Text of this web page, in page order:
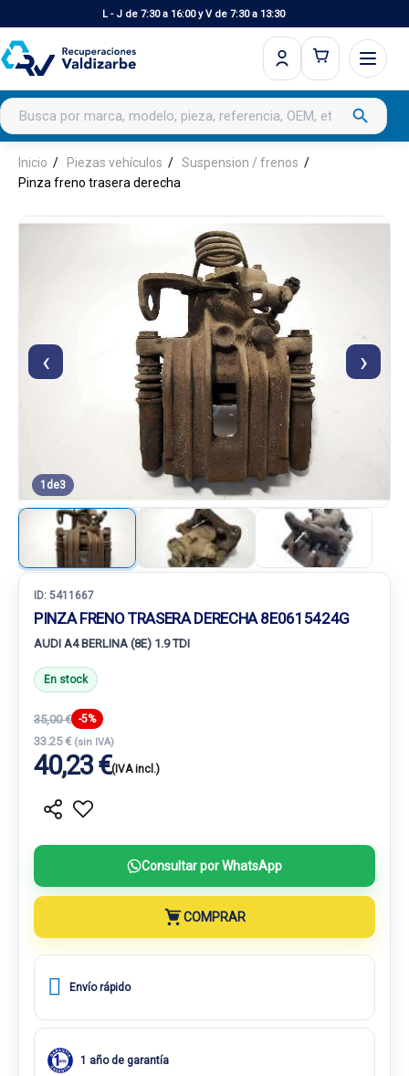
L - J de 7:30 a 16:00 y V de 7:30 a 13:30
Buscar productos search
Inicio Piezas vehículos
Suspension / frenos
Pinza freno trasera derecha
‹ ›
1 de3
ID: 5411667
PINZA FRENO TRASERA DERECHA 8E0615424G
AUDI A4 BERLINA (8E) 1.9 TDI
En stock
35,00 € -5%
33.25 € (sin IVA)
40,23 €(IVA incl.)
Consultar por WhatsApp
COMPRAR
Envío rápido
1 año de garantía